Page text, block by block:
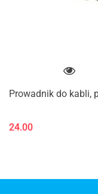
Prowadnik do kabli,
24.00